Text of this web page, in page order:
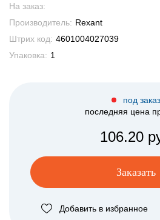
На заказ:
Производитель: Rexant
Штрих код: 4601004027039
Упаковка: 1
под заказ
последняя цена
106.20
Заказать
Добавить в избранное